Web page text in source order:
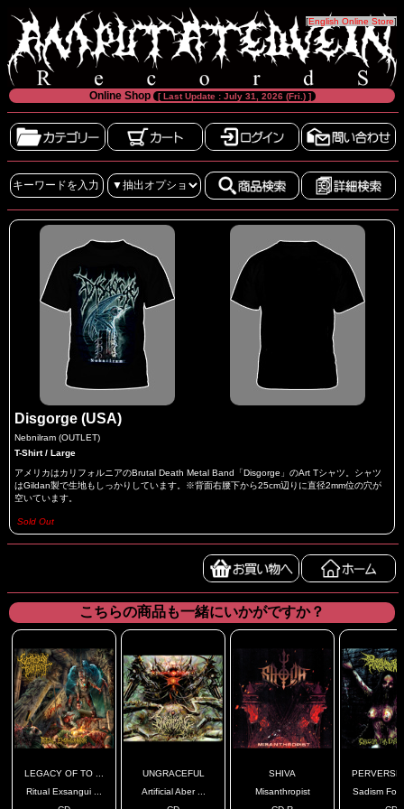
[English Online Store]
Online Shop [ Last Update : July 31, 2026 (Fri.) ]
Disgorge (USA)
Nebnilram (OUTLET)
T-Shirt / Large
アメリカはカリフォルニアのBrutal Death Metal Band「Disgorge」のArt Tシャツ。シャツ
はGildan製で生地もしっかりしています。※背面右腰下から25cm辺りに直径2mm位の穴が
空いています。
Sold Out
こちらの商品も一緒にいかがですか？
LEGACY OF TO ...
Ritual Exsangui ...
UNGRACEFUL
Artificial Aber ...
SHIVA
Misanthropist
PERVERSE
Sadism For